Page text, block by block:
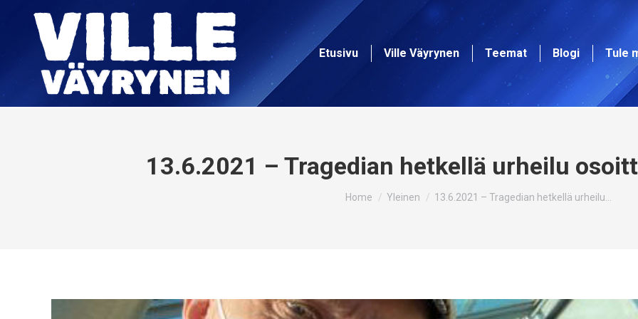
Etusivu Ville Väyrynen Teemat Blogi Tule
13.6.2021 – Tragedian hetkellä urheilu
Home
Yleinen 13.6.2021 – Tragedian hetkellä urheilu…